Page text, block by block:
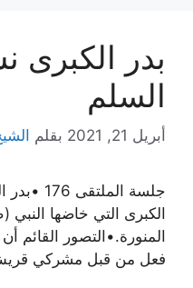
بدر الكبرى
السلم
أبريل 21, 2021 بقلم
جلسة
الكبرى التي خاضها
المنورة.•التصور القائم
فعل من قبل مشركي